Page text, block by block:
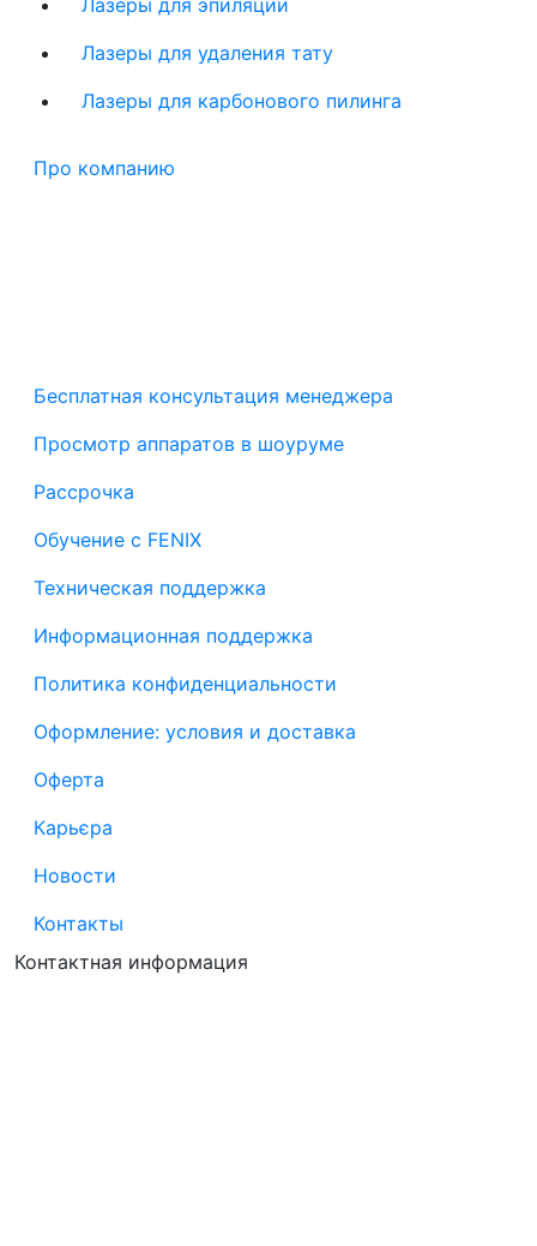
Лазеры для эпиляции
Лазеры для удаления тату
Лазеры для карбонового пилинга
Про компанию
Бесплатная консультация менеджера
Просмотр аппаратов в шоуруме
Рассрочка
Обучение с FENIX
Техническая поддержка
Информационная поддержка
Политика конфиденциальности
Оформление: условия и доставка
Оферта
Карьєра
Новости
Контакты
Контактная информация